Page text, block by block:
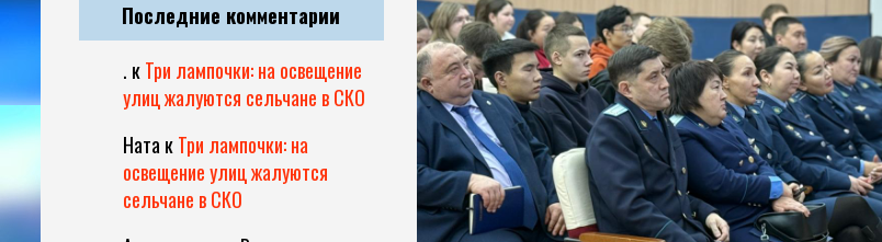
Последние комментарии
. кТри лампочки: на освещение
улиц жалуются сельчане в СКО
Ната кТри лампочки: на
освещение улиц жалуются
сельчане в СКО